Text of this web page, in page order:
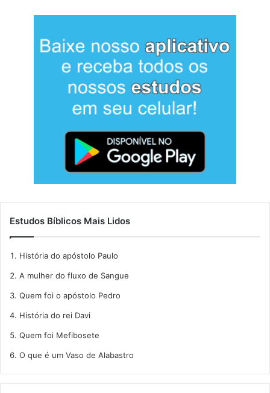
Estudos Bíblicos Mais Lidos
História do apóstolo Paulo
A mulher do fluxo de Sangue
Quem foi o apóstolo Pedro
História do rei Davi
Quem foi Mefibosete
O que é um Vaso de Alabastro